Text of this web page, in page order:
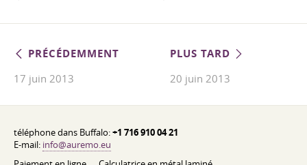
PRÉCÉDEMMENT
17 juin 2013
PLUS TARD
20 juin 2013
téléphone dans Buffalo:+1 716 910 04 21
E-mail: info@auremo.eu